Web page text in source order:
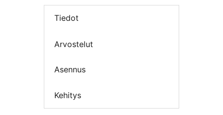
Tiedot
Arvostelut
Asennus
Kehitys